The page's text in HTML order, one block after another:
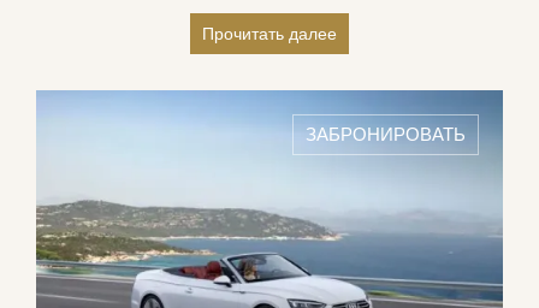
>Арендуя автомобиль с Luxury & Services Rent, вы
• последние модели, вышедшие на рынок.
• зарезервированную вами модель машины. В
большинстве случаев ма гарантируем цвет автомобиля,
цвет салона, год выпуска и пробег.
• полностью экипированный автомобиль. Мы с гордостью
Прочитать далее
ЗАБРОНИРОВАТЬ